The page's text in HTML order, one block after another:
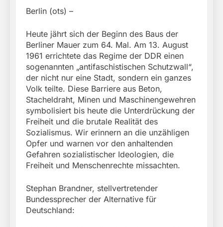
Berlin (ots) –
Heute jährt sich der Beginn des Baus der
Berliner Mauer zum 64. Mal. Am 13. August
1961 errichtete das Regime der DDR einen
sogenannten „antifaschistischen Schutzwall“,
der nicht nur eine Stadt, sondern ein ganzes
Volk teilte. Diese Barriere aus Beton,
Stacheldraht, Minen und Maschinengewehren
symbolisiert bis heute die Unterdrückung der
Freiheit und die brutale Realität des
Sozialismus. Wir erinnern an die unzähligen
Opfer und warnen vor den anhaltenden
Gefahren sozialistischer Ideologien, die
Freiheit und Menschenrechte missachten.
Stephan Brandner, stellvertretender
Bundessprecher der Alternative für
Deutschland: